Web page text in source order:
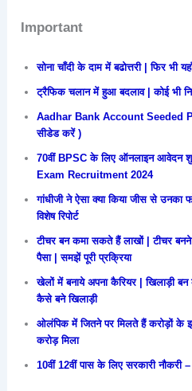
Important
सोना चाँदी के दाम में बढोत्तरी | फिर भी
ट्रैफिक चलान में हुआ बदलाव | कोई भी
Aadhar Bank Account Seeded
सीडेड करें )
70वीं BPSC के लिए ऑनलाइन आवेदन
Exam Recruitment 2024
गांधीजी ने ऐसा क्या किया जीस से उनका
विशेष रिपोर्ट
टीचर बन कमा सकते हैं लाखों | टीचर
पैसा | समझें पूरी प्रक्रिया
खेलों में बनाये अपना कैरियर | खिलाड़ी
कैसे बने खिलाड़ी
ओलंपिक में जितने पर मिलते हैं करोड़ों के
करोड़ मिला
10वीं 12वीं पास के लिए सरकारी नौकरी –